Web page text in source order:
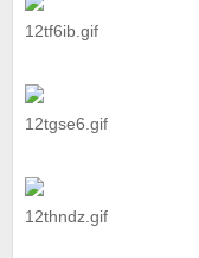
12tf6ib.gif
12tgse6.gif
12thndz.gif